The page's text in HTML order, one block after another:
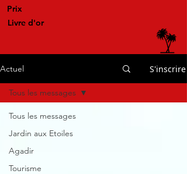
Prix
Livre d'or
Actuel S'inscrire
Tous les messages
Jardin aux Etoiles
Agadir
Tourisme
Tous les messages